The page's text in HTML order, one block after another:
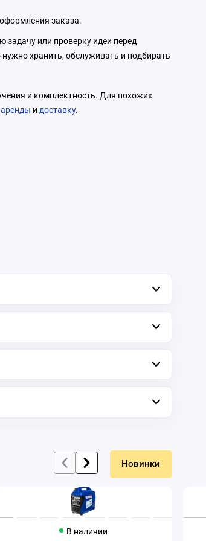
заказа.
или проверку идеи перед
хранить, обслуживать и подбирать
и комплектность. Для похожих
и доставку.
Новинки
В наличии